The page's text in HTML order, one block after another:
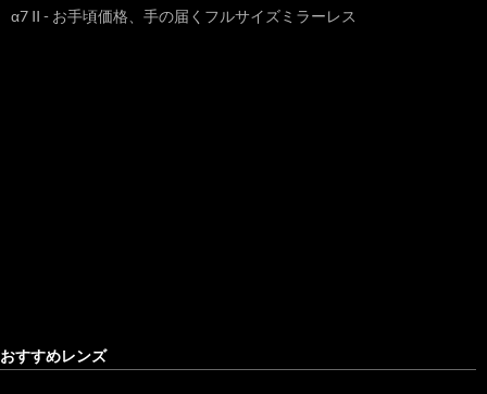
α7 II - お手頃価格、手の届くフルサイズミラーレス
おすすめレンズ